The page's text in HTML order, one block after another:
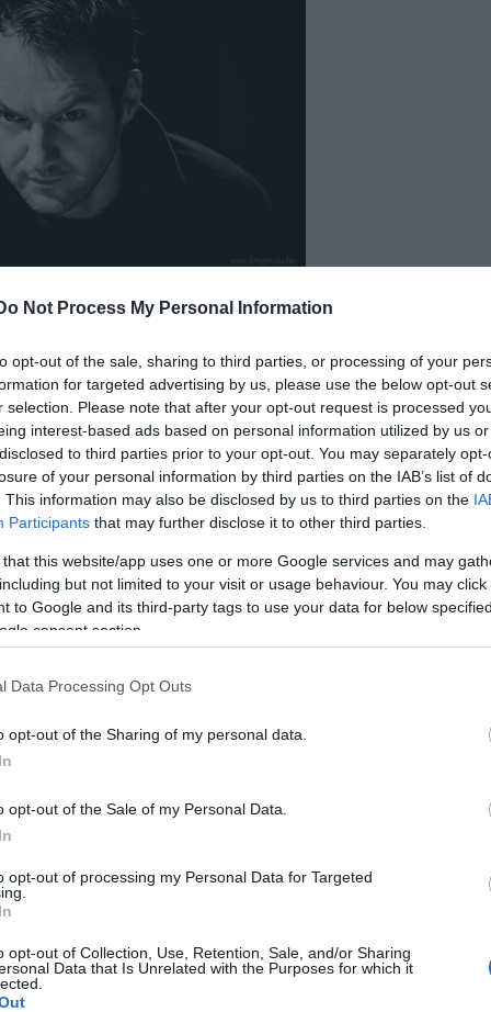
Not Process My Personal Information
opt-out of the sale, sharing to third parties, or processing of your
for targeted advertising by us, please use the below opt-out
selection. Please note that after your opt-out request is processed
interest-based ads based on personal information utilized by us
to third parties prior to your opt-out. You may separately
of your personal information by third parties on the IAB’s list of
This information may also be disclosed by us to third parties on the
Participants that may further disclose it to other third parties.
that this website/app uses one or more Google services and may
but not limited to your visit or usage behaviour. You may
to Google and its third-party tags to use your data for below
consent section.
Data Processing Opt Outs
opt-out of the Sharing of my personal data.
opt-out of the Sale of my Personal Data.
opt-out of processing my Personal Data for Targeted
opt-out of Collection, Use, Retention, Sale, and/or Sharing
Data that Is Unrelated with the Purposes for which it
ahol viszont nem pusztán szövegeket
új darabot, új szöveget írunk. Inkább úgy
kérdést, ezt válaszoltad volna?
hanem a Színház- és Filmművészeti
pontosan, mi az a dramaturg. Ettől függetlenül,
ami jól passzol hozzám.
írni is az?
be, akkor valójában nem is létezik. A
kerül, hiszen felkérésre készült. Éppen
szöveg semmint irodalmi alkotás. Ha
mint író, egészen másképp készültem volna.